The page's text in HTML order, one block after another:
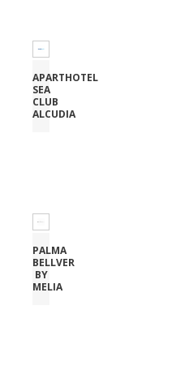
APARTHOTEL
SEA
CLUB
ALCUDIA
PALMA
BELLVER
BY
MELIA